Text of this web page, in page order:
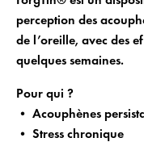
perception des
de l’oreille, avec des
quelques semaines.
Pour qui ?
• Acouphènes
• Stress chronique
add_circle_outline Créer une nouvelle liste
de souhaits.